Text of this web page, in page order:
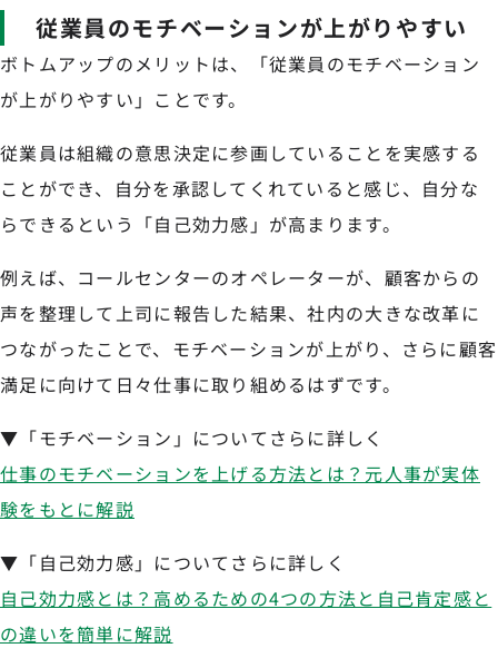
従業員のモチベーションが上がりやすい
ボトムアップのメリットは、「従業員のモチベーション
が上がりやすい」ことです。
従業員は組織の意思決定に参画していることを実感する
ことができ、自分を承認してくれていると感じ、自分な
らできるという「自己効力感」が高まります。
例えば、コールセンターのオペレーターが、顧客からの
声を整理して上司に報告した結果、社内の大きな改革に
つながったことで、モチベーションが上がり、さらに顧客
満足に向けて日々仕事に取り組めるはずです。
▼「モチベーション」についてさらに詳しく
仕事のモチベーションを上げる方法とは？元人事が実体
験をもとに解説
▼「自己効力感」についてさらに詳しく
自己効力感とは？高めるための4つの方法と自己肯定感と
の違いを簡単に解説